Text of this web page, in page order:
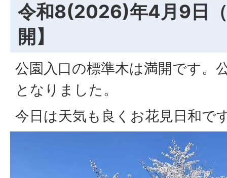
令和8(2026)年4月9日
開】
公園入口の標準木は満開です。
となりました。
今日は天気も良くお花見日和で